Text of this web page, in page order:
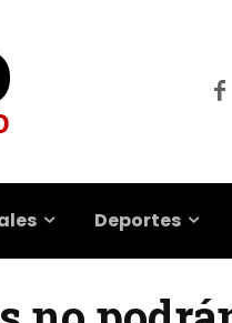
Deportes